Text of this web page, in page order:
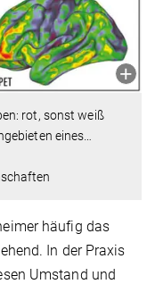
rot, sonst weiß
eines
häufig das
In der Praxis
Umstand und